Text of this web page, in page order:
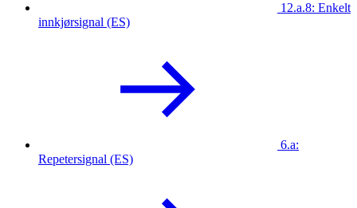
12.a.8: Enkelt
innkjørsignal (ES)
6.a:
Repetersignal (ES)